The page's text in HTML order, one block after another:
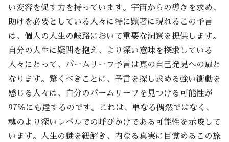
い変容を促す力を持っています。宇宙からの導きを求め、
助けを必要としている人々に特に顕著に現れるこの予言
は、個人の人生の岐路において重要な洞察を提供します。
自分の人生に疑問を抱え、より深い意味を探求している
人々にとって、パームリーフ予言は真の自己発見への扉と
なります。驚くべきことに、予言を探し求める強い衝動を
感じる人々は、自分のパームリーフを見つける可能性が
97％にも達するのです。これは、単なる偶然ではなく、
魂のより深いレベルでの呼びかけである可能性を示唆して
います。人生の謎を紐解き、内なる真実に目覚めるこの旅